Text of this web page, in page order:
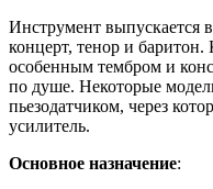
Инструмент выпускается
концерт, тенор и
особенным тембром и
по душе. Некоторые
пьезодатчиком, через
усилитель.
Основное назначение: